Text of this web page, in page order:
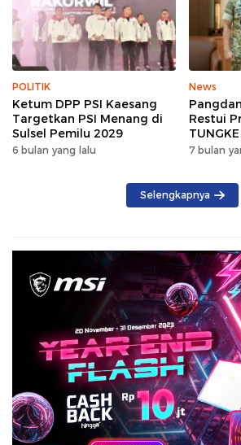
POLITIK
Ketum DPP PSI Kaesang
Targetkan PSI Menang di
Sulsel Pemilu 2029
6 bulan yang lalu
News
Restui
7 bulan
Selengkapnya